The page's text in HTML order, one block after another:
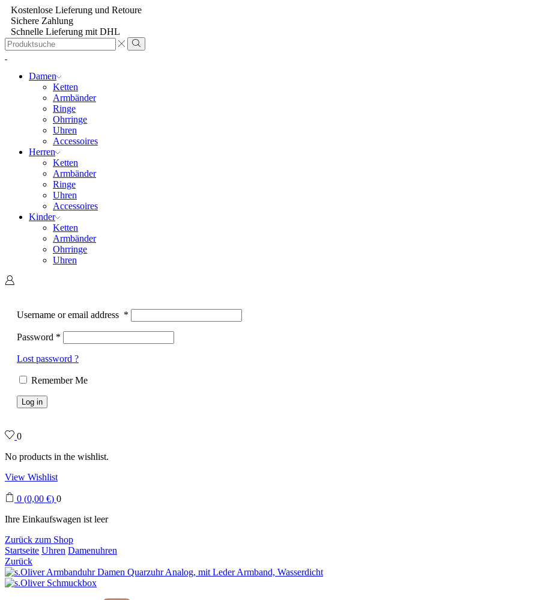
Kostenlose Lieferung und Retoure
Sichere Zahlung
Schnelle Lieferung mit DHL
Search
input
Damen
Ketten
Armbänder
Ringe
Ohrringe
Uhren
Accessoires
Herren
Ketten
Armbänder
Ringe
Uhren
Accessoires
Kinder
Ketten
Armbänder
Ohrringe
Uhren
Username or email address *
Password *
Lost password ?
Remember Me
Log in
0
No products in the wishlist.
View Wishlist
0 (0,00 €) 0
Ihre Einkaufswagen ist leer
Zurück zum Shop
Startseite Uhren Damenuhren
Zurück